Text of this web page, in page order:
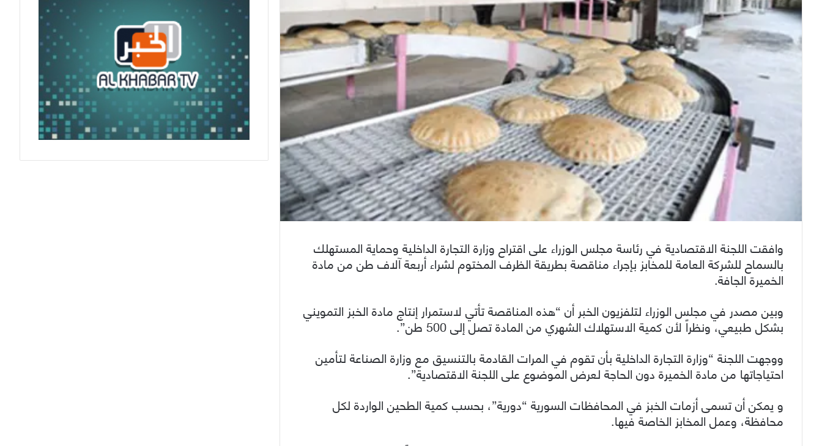
وافقت اللجنة الاقتصادية في رئاسة مجلس الوزراء على اقتراح وزارة التجارة الداخلية وحماية المستهلك
بالسماح للشركة العامة للمخابز بإجراء مناقصة بطريقة الظرف المختوم لشراء أربعة آلاف طن من مادة
الخميرة الجافة.
وبين مصدر في مجلس الوزراء لتلفزيون الخبر أن “هذه المناقصة تأتي لاستمرار إنتاج مادة الخبز التمويني
بشكل طبيعي، ونظراً لأن كمية الاستهلاك الشهري من المادة تصل إلى 500 طن”.
ووجهت اللجنة “وزارة التجارة الداخلية بأن تقوم في المرات القادمة بالتنسيق مع وزارة الصناعة لتأمين
احتياجاتها من مادة الخميرة دون الحاجة لعرض الموضوع على اللجنة الاقتصادية”.
و يمكن أن تسمى أزمات الخبز في المحافظات السورية “دورية”، بحسب كمية الطحين الواردة لكل
محافظة، وعمل المخابز الخاصة فيها.